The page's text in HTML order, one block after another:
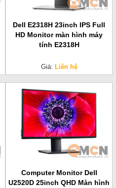
Dell E2318H 23inch IPS Full
HD Monitor màn hình máy
tính E2318H
Giá: Liên hệ
Computer Monitor Dell
U2520D 25inch QHD Màn hình